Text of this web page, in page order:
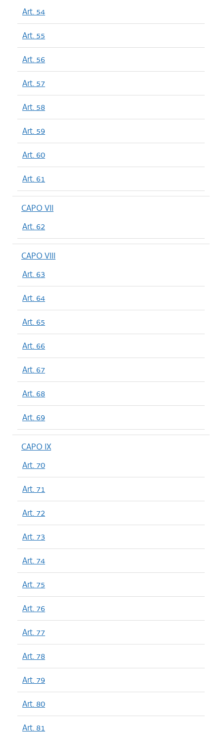
Art. 54
Art. 55
Art. 56
Art. 57
Art. 58
Art. 59
Art. 60
Art. 61
CAPO VII
Art. 62
CAPO VIII
Art. 63
Art. 64
Art. 65
Art. 66
Art. 67
Art. 68
Art. 69
CAPO IX
Art. 70
Art. 71
Art. 72
Art. 73
Art. 74
Art. 75
Art. 76
Art. 77
Art. 78
Art. 79
Art. 80
Art. 81